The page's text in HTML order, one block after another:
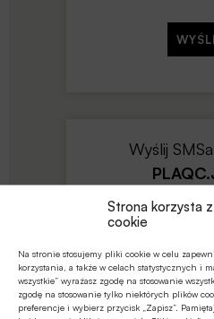
Strona korzysta
cookie
Na stronie stosujemy pliki cookie w celu
korzystania, a także w celach statystycznych i
wszystkie” wyrażasz zgodę na stosowanie
zgodę na stosowanie tylko niektórych plików
preferencje i wybierz przycisk „Zapisz”.
Wyślij
na
netto (23.37